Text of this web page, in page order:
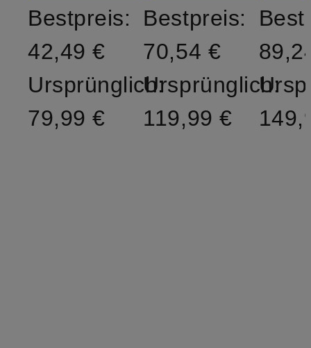
Bestpreis:
42,49 €
Ursprünglich:
79,99 €
Bestpreis:
70,54 €
Ursprünglich:
119,99 €